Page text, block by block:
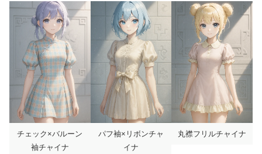
チェック×バルーン
袖チャイナ
パフ袖×リボンチャ
イナ
丸襟フリルチャイナ